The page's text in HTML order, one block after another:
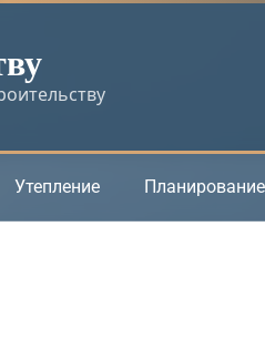
Утепление Планирование